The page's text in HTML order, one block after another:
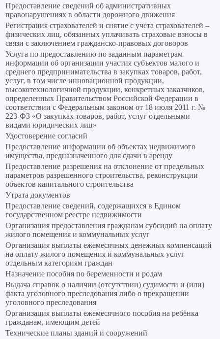
Предоставление сведений об административных
правонарушениях в области дорожного движения
Регистрация страхователей и снятие с учета страхователей –
физических лиц, обязанных уплачивать страховые взносы в
связи с заключением гражданско-правовых договоров
Услуга по предоставлению по заданным параметрам
информации об организации участия субъектов малого и
среднего предпринимательства в закупках товаров, работ,
услуг, в том числе инновационной продукции,
высокотехнологичной продукции, конкретных заказчиков,
определенных Правительством Российской Федерации в
соответствии с Федеральным законом от 18 июля 2011 г. №
223-ФЗ «О закупках товаров, работ, услуг отдельными
видами юридических лиц»
Удостоверение согласий
Предоставление информации об объектах недвижимого
имущества, предназначенного для сдачи в аренду
Предоставление разрешения на отклонение от предельных
параметров разрешенного строительства, реконструкции
объектов капитального строительства
Утрата документов
Предоставление сведений, содержащихся в Едином
государственном реестре недвижимости
Организация предоставления гражданам субсидий на оплату
жилого помещения и коммунальных услуг
Организация выплаты ежемесячных денежных компенсаций
на оплату жилого помещения и коммунальных услуг
отдельным категориям граждан
Назначение пособия по беременности и родам
Выдача справок о наличии (отсутствии) судимости и (или)
факта уголовного преследования либо о прекращении
уголовного преследования
Организация выплаты ежемесячного пособия на ребёнка
гражданам, имеющим детей
Технические планы зданий и сооружений